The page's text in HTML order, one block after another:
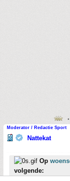
Moderator / Redactie Sport
Nattekat
Op
volgende: